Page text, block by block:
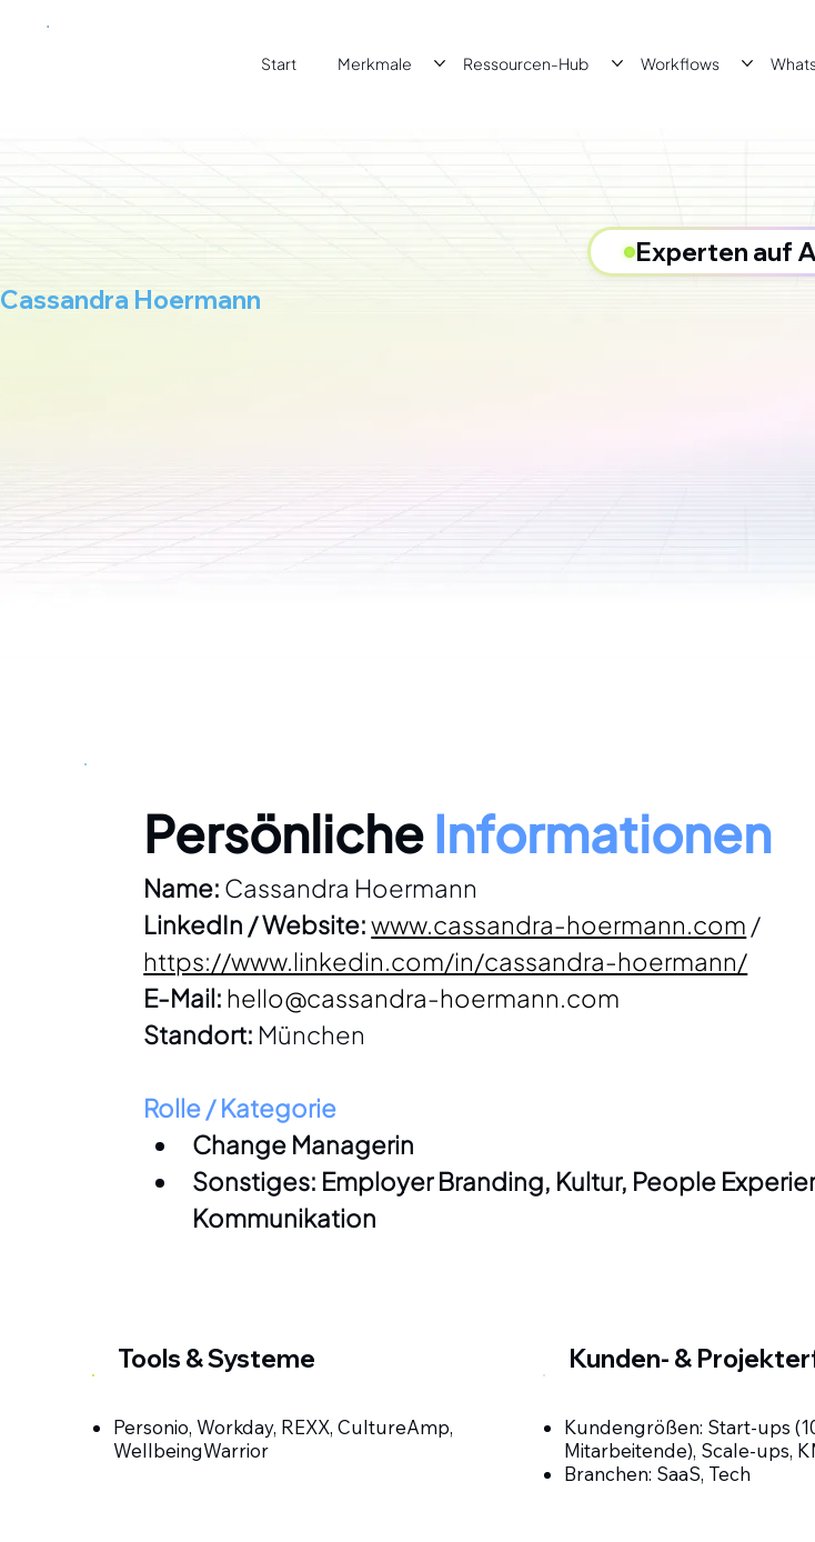
Start Merkmale Ressourcen-Hub Workflows
Experten auf
Cassandra Hoermann
Persönliche Informationen
Name: Cassandra Hoermann
LinkedIn / Website:www.cassandra-hoermann.com /
https://www.linkedin.com/in/cassandra-hoermann/
E-Mail: hello@cassandra-hoermann.com
Standort: München
Rolle / Kategorie
Change Managerin
Sonstiges: Employer Branding, Kultur, People
Kommunikation
Tools & Systeme
Personio, Workday, REXX, CultureAmp,
WellbeingWarrior
Kunden- &
Kundengrößen: Start-ups
Mitarbeitende), Scale-ups,
Branchen: SaaS, Tech